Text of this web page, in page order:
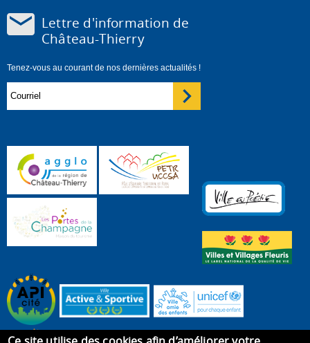
Lettre d'information de
Château-Thierry
Tenez-vous au courant de nos dernières actualités !